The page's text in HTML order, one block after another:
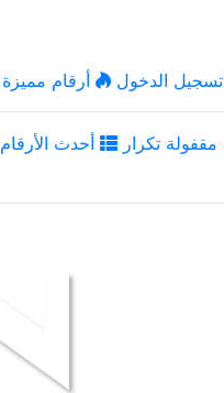
تسجيل الدخول أرقام مميزة
تكرار أحدث الأرقام